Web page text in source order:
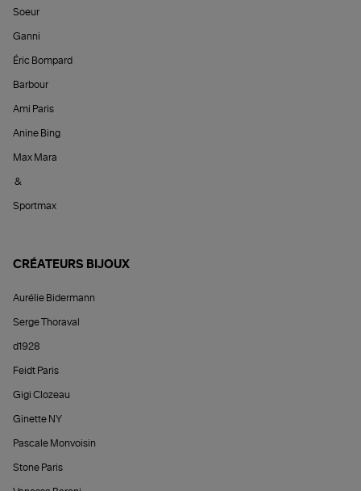
Soeur
Ganni
Éric Bompard
Barbour
Ami Paris
Anine Bing
Max Mara
&
Sportmax
CRÉATEURS BIJOUX
Aurélie Bidermann
Serge Thoraval
d1928
Feidt Paris
Gigi Clozeau
Ginette NY
Pascale Monvoisin
Stone Paris